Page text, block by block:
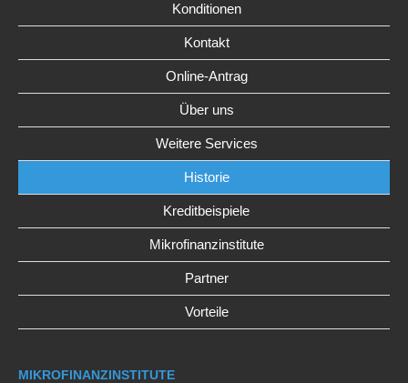
Konditionen
Kontakt
Online-Antrag
Über uns
Weitere Services
Historie
Kreditbeispiele
Mikrofinanzinstitute
Partner
Vorteile
MIKROFINANZINSTITUTE